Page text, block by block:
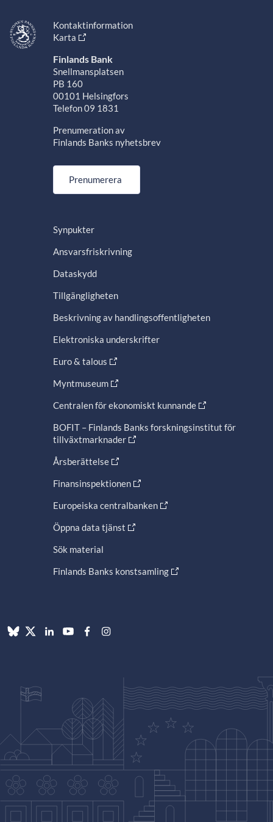
Kontaktinformation
Karta
Finlands Bank
Snellmansplatsen
PB 160
00101 Helsingfors
Telefon 09 1831
Prenumeration av
Finlands Banks nyhetsbrev
Prenumerera
Synpukter
Ansvarsfriskrivning
Dataskydd
Tillgängligheten
Beskrivning av handlingsoffentligheten
Elektroniska underskrifter
Euro & talous
Myntmuseum
Centralen för ekonomiskt kunnande
BOFIT – Finlands Banks forskningsinstitut för
tillväxtmarknader
Årsberättelse
Finansinspektionen
Europeiska centralbanken
Öppna data tjänst
Sök material
Finlands Banks konstsamling